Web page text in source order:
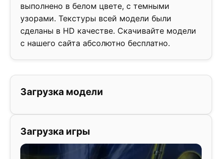
выполнено в белом цвете, с темными
узорами. Текстуры всей модели были
сделаны в HD качестве. Скачивайте модели
с нашего сайта абсолютно бесплатно.
Загрузка модели
Загрузка игры